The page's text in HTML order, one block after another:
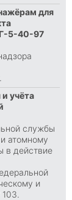
для
5-40-97
учёта
службы
атомному
в действие
и